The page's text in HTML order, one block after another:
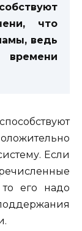
что
ведь
Если
то его надо